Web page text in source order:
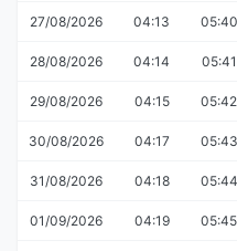
27/08/2026 04:13 05:40
28/08/2026 04:14 05:41
29/08/2026 04:15 05:42
30/08/2026 04:17 05:43
31/08/2026 04:18 05:44
01/09/2026 04:19 05:45